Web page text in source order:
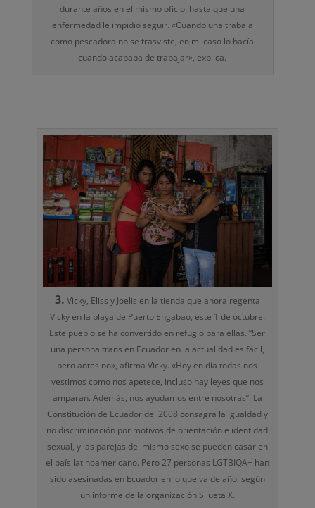
durante años en el mismo oficio, hasta que una
enfermedad le impidió seguir. «Cuando una trabaja
como pescadora no se trasviste, en mi caso lo hacía
cuando acababa de trabajar», explica.
3. Vicky, Eliss y Joelis en la tienda que ahora regenta
Vicky en la playa de Puerto Engabao, este 1 de octubre.
Este pueblo se ha convertido en refugio para ellas. “Ser
una persona trans en Ecuador en la actualidad es fácil,
pero antes no», afirma Vicky. «Hoy en día todas nos
vestimos como nos apetece, incluso hay leyes que nos
amparan. Además, nos ayudamos entre nosotras”. La
Constitución de Ecuador del 2008 consagra la igualdad y
no discriminación por motivos de orientación e identidad
sexual, y las parejas del mismo sexo se pueden casar en
el país latinoamericano. Pero 27 personas LGTBIQA+ han
sido asesinadas en Ecuador en lo que va de año, según
un informe de la organización Silueta X.